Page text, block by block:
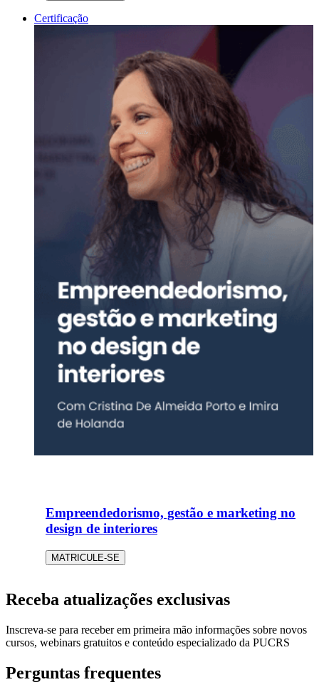
Certificação
Empreendedorismo, gestão e marketing no
design de interiores
MATRICULE-SE
Receba atualizações exclusivas
Inscreva-se para receber em primeira mão informações sobre novos
cursos, webinars gratuitos e conteúdo especializado da PUCRS
Perguntas frequentes